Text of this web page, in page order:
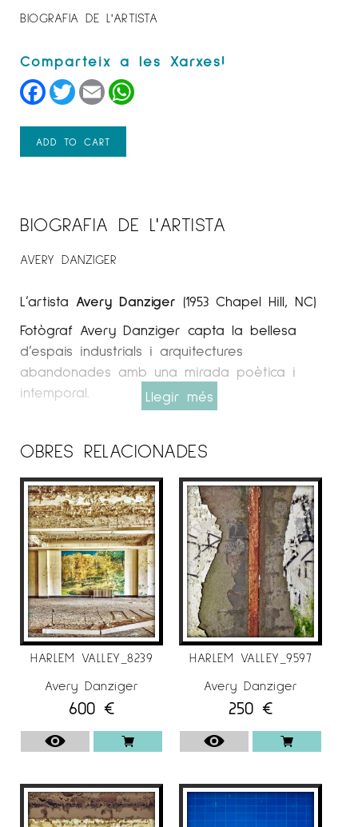
BIOGRAFIA DE L'ARTISTA
Facebook
TwitterEmail
ADD TO CART
BIOGRAFIA DE L'ARTISTA
AVERY DANZIGER
L’artista Avery Danziger (1953 Chapel Hill, NC)
Fotògraf Avery Danziger capta la bellesa
d’espais industrials i arquitectures
abandonades amb una mirada poètica i
intemporal.
COL·LECCIONS, EXPOSICIONS, PREMIS,
Fotografies en col·leccions de museus
Museu de Belles Arts de Houston
Museu d’Art Modern, Nova York
Museu Nacional d’Art Americà, Institut
Smithsonian
Galeria d’Art Corcoran, Washington, D. C.
Centre de Fotografia Contemporània de
Chicago
Museu d’Art Daum, Sedalia, Missouri
Centre del Sud-est per a les Arts
Contemporànies (SECCA)
Museu d’Art Ackland, Chapel Hill, Carolina del
Nord
Museu Stedelijk d’Art Modern, Amsterdam
Fotografies en col·leccions privades
Llegir més
OBRES RELACIONADES
HARLEM VALLEY_8239
Avery Danziger
600 €
HARLEM VALLEY_9597
Avery Danziger
250 €